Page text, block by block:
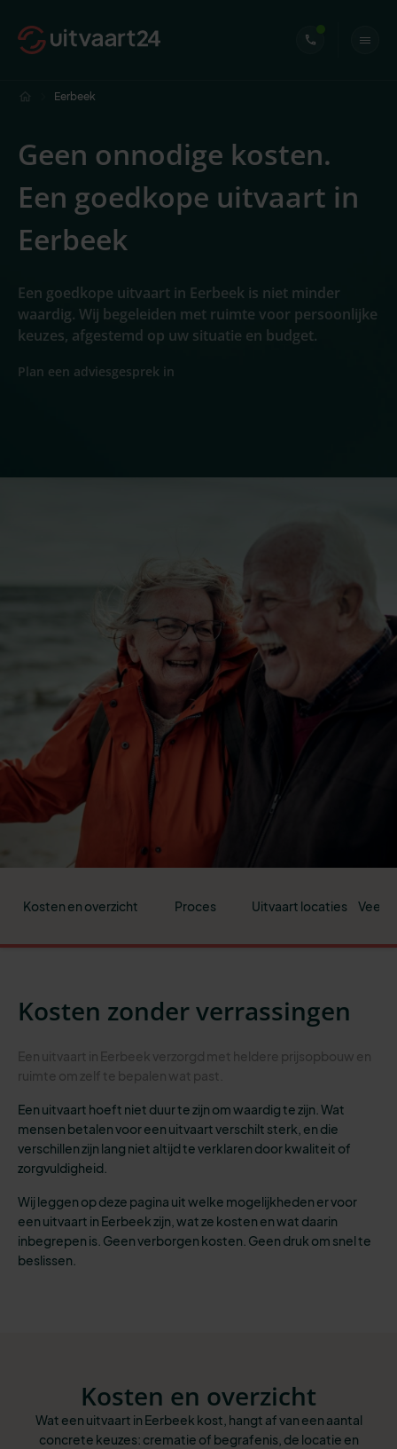
Eerbeek
Geen onnodige kosten.
Een goedkope uitvaart in
Eerbeek
Een goedkope uitvaart in Eerbeek is niet minder
waardig. Wij begeleiden met ruimte voor persoonlijke
keuzes, afgestemd op uw situatie en budget.
Plan een adviesgesprek in
Kosten en overzicht Proces Uitvaart locaties
Kosten zonder verrassingen
Een uitvaart in Eerbeek verzorgd met heldere prijsopbouw en
ruimte om zelf te bepalen wat past.
Een uitvaart hoeft niet duur te zijn om waardig te zijn. Wat
mensen betalen voor een uitvaart verschilt sterk, en die
verschillen zijn lang niet altijd te verklaren door kwaliteit of
zorgvuldigheid.
Wij leggen op deze pagina uit welke mogelijkheden er voor
een uitvaart in Eerbeek zijn, wat ze kosten en wat daarin
inbegrepen is. Geen verborgen kosten. Geen druk om snel te
beslissen.
Kosten en overzicht
Wat een uitvaart in Eerbeek kost, hangt af van een aantal
concrete keuzes: crematie of begrafenis, de locatie en